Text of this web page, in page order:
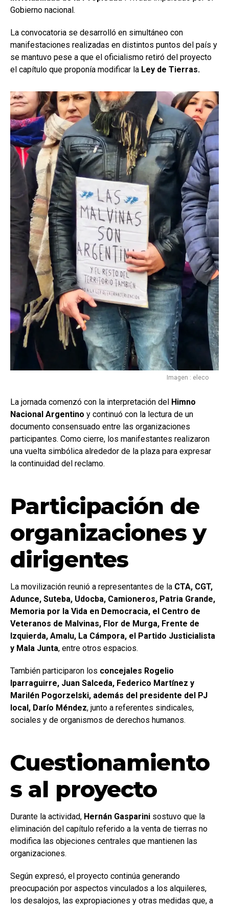
Gobierno nacional.
La convocatoria se desarrolló en simultáneo con
manifestaciones realizadas en distintos puntos del país y
se mantuvo pese a que el oficialismo retiró del proyecto
el capítulo que proponía modificar la Ley de Tierras.
Imagen : eleco
La jornada comenzó con la interpretación del Himno
Nacional Argentino y continuó con la lectura de un
documento consensuado entre las organizaciones
participantes. Como cierre, los manifestantes realizaron
una vuelta simbólica alrededor de la plaza para expresar
la continuidad del reclamo.
Participación de
organizaciones y
dirigentes
La movilización reunió a representantes de la CTA, CGT,
Adunce, Suteba, Udocba, Camioneros, Patria Grande,
Memoria por la Vida en Democracia, el Centro de
Veteranos de Malvinas, Flor de Murga, Frente de
Izquierda, Amalu, La Cámpora, el Partido Justicialista
y Mala Junta, entre otros espacios.
También participaron los concejales Rogelio
Iparraguirre, Juan Salceda, Federico Martínez y
Marilén Pogorzelski, además del presidente del PJ
local, Darío Méndez, junto a referentes sindicales,
sociales y de organismos de derechos humanos.
Cuestionamiento
s al proyecto
Durante la actividad, Hernán Gasparini sostuvo que la
eliminación del capítulo referido a la venta de tierras no
modifica las objeciones centrales que mantienen las
organizaciones.
Según expresó, el proyecto continúa generando
preocupación por aspectos vinculados a los alquileres,
los desalojos, las expropiaciones y otras medidas que, a